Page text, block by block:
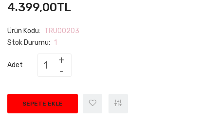
4.399,00TL
Ürün Kodu: TRU00203
Stok Durumu: 1
Adet
SEPETE EKLE